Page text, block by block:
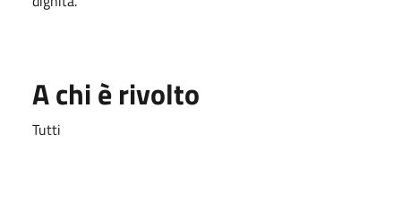
A chi è rivolto
Tutti